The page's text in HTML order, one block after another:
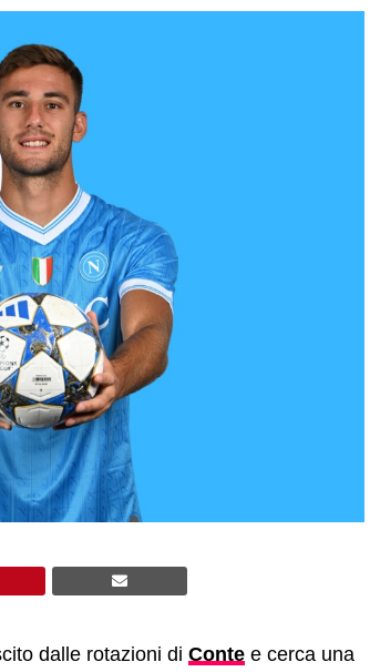
dalle rotazioni di Conte e cerca una